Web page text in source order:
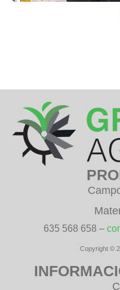
635 568 658 –
Copyright ©